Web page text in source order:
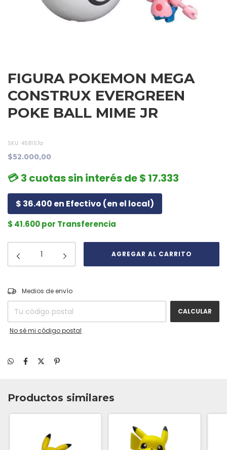
FIGURA POKEMON MEGA
CONSTRUX EVERGREEN
POKE BALL MIME JR
SKU: 458157a
$52.000,00
💳 3 cuotas sin interés de $ 17.333
$ 36.400 en Efectivo (en el local)
$ 41.600 por Transferencia
Entregas para el CP:
Medios de envío
CALCULAR
No sé mi código postal
Productos similares